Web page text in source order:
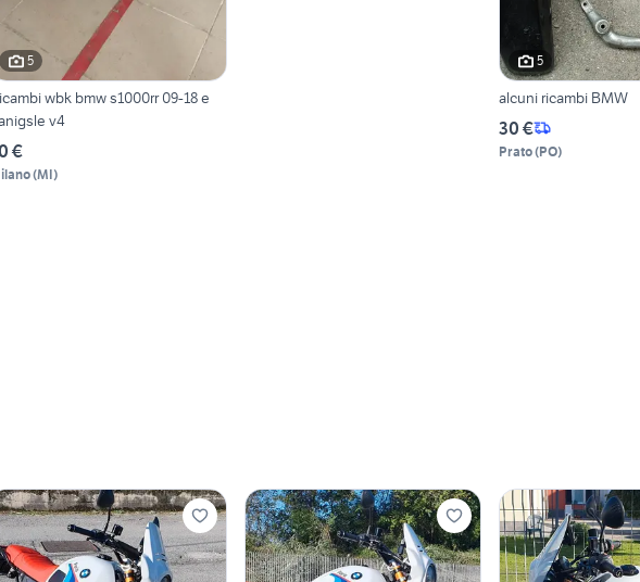
5
wbk bmw s1000rr 09-18 e
v4
€
(MI)
5
alcuni ricambi BMW
30 €
Prato(PO)